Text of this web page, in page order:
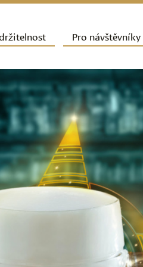
Pro návštěvníky